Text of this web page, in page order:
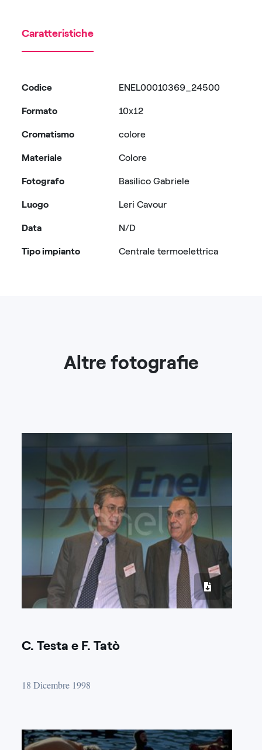
Caratteristiche
Codice
Formato
Cromatismo
Materiale
ENEL00010369_24500
10x12
colore
Colore
Fotografo
Luogo
Data
Tipo impianto
Basilico Gabriele
Leri Cavour
N/D
Centrale termoelettrica
Altre fotografie
C. Testa e F. Tatò
18 Dicembre 1998